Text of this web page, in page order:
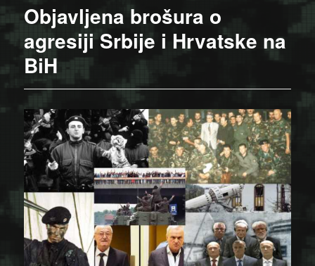
Objavljena brošura o
agresiji Srbije i Hrvatske na
BiH